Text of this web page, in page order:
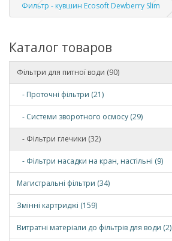
Фильтр - кувшин Ecosoft Dewberry Slim
Каталог товаров
Фільтри для питної води (90)
- Проточні фільтри (21)
- Системи зворотного осмосу (29)
- Фільтри глечики (32)
- Фільтри насадки на кран, настільні (9)
Магистральні фільтри (34)
Змінні картриджі (159)
Витратні матеріали до фільтрів для води (2)